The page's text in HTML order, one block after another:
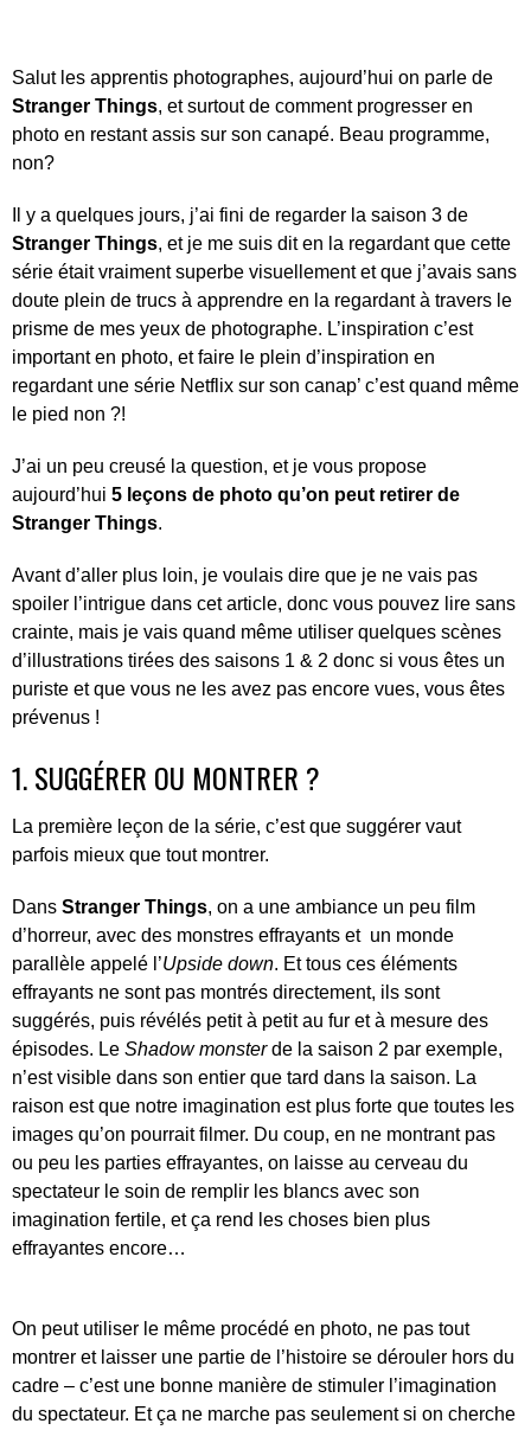
Salut les apprentis photographes, aujourd’hui on parle de
Stranger Things, et surtout de comment progresser en
photo en restant assis sur son canapé. Beau programme,
non?
Il y a quelques jours, j’ai fini de regarder la saison 3 de
Stranger Things, et je me suis dit en la regardant que cette
série était vraiment superbe visuellement et que j’avais sans
doute plein de trucs à apprendre en la regardant à travers le
prisme de mes yeux de photographe. L’inspiration c’est
important en photo, et faire le plein d’inspiration en
regardant une série Netflix sur son canap’ c’est quand même
le pied non ?!
J’ai un peu creusé la question, et je vous propose
aujourd’hui 5 leçons de photo qu’on peut retirer de
Stranger Things.
Avant d’aller plus loin, je voulais dire que je ne vais pas
spoiler l’intrigue dans cet article, donc vous pouvez lire sans
crainte, mais je vais quand même utiliser quelques scènes
d’illustrations tirées des saisons 1 & 2 donc si vous êtes un
puriste et que vous ne les avez pas encore vues, vous êtes
prévenus !
1. SUGGÉRER OU MONTRER ?
La première leçon de la série, c’est que suggérer vaut
parfois mieux que tout montrer.
Dans Stranger Things, on a une ambiance un peu film
d’horreur, avec des monstres effrayants et un monde
parallèle appelé l’Upside down. Et tous ces éléments
effrayants ne sont pas montrés directement, ils sont
suggérés, puis révélés petit à petit au fur et à mesure des
épisodes. Le Shadow monsterde la saison 2 par exemple,
n’est visible dans son entier que tard dans la saison. La
raison est que notre imagination est plus forte que toutes les
images qu’on pourrait filmer. Du coup, en ne montrant pas
ou peu les parties effrayantes, on laisse au cerveau du
spectateur le soin de remplir les blancs avec son
imagination fertile, et ça rend les choses bien plus
effrayantes encore…
On peut utiliser le même procédé en photo, ne pas tout
montrer et laisser une partie de l’histoire se dérouler hors du
cadre – c’est une bonne manière de stimuler l’imagination
du spectateur. Et ça ne marche pas seulement si on cherche